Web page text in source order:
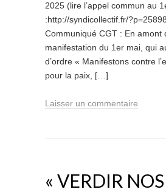
2025 (lire l’appel commun au
:http://syndicollectif.fr/
Communiqué CGT : En amont
manifestation du 1er mai, qui
d’ordre « Manifestons contre
pour la paix, […]
Laisser un commentaire
« VERDIR NOS